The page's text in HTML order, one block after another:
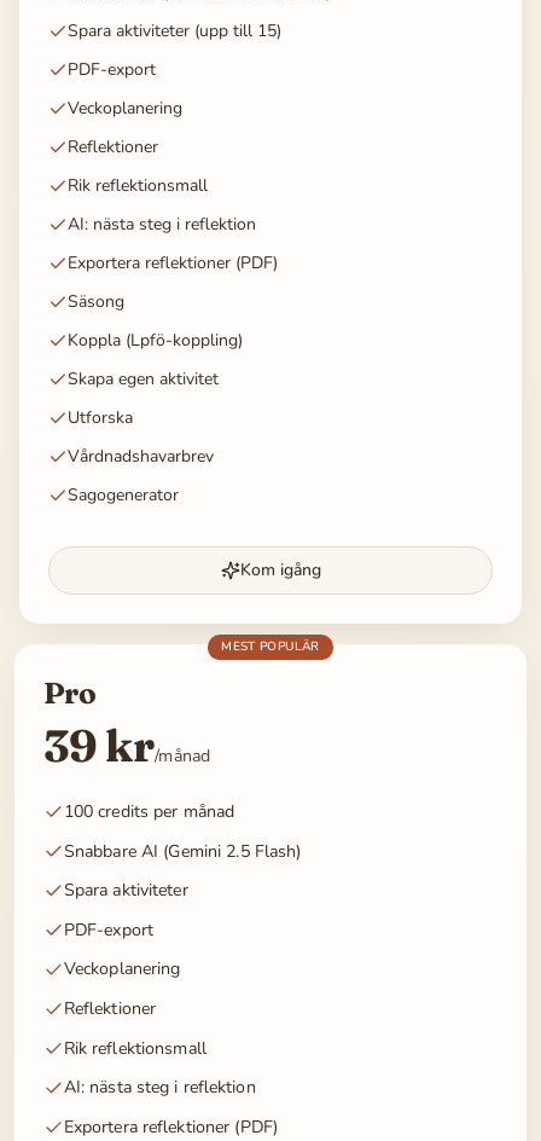
Spara aktiviteter (upp till 15)
PDF-export
Veckoplanering
Reflektioner
Rik reflektionsmall
AI: nästa steg i reflektion
Exportera reflektioner (PDF)
Säsong
Koppla (Lpfö-koppling)
Skapa egen aktivitet
Utforska
Vårdnadshavarbrev
Sagogenerator
Kom igång
MEST POPULÄR
Pro
39 kr/månad
100 credits per månad
Snabbare AI (Gemini 2.5 Flash)
Spara aktiviteter
PDF-export
Veckoplanering
Reflektioner
Rik reflektionsmall
AI: nästa steg i reflektion
Exportera reflektioner (PDF)